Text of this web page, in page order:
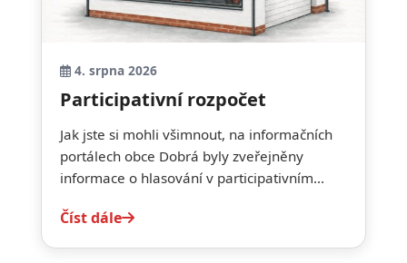
4. srpna 2026
Participativní rozpočet
Jak jste si mohli všimnout, na informačních
portálech obce Dobrá byly zveřejněny
informace o hlasování v participativním...
Číst dále